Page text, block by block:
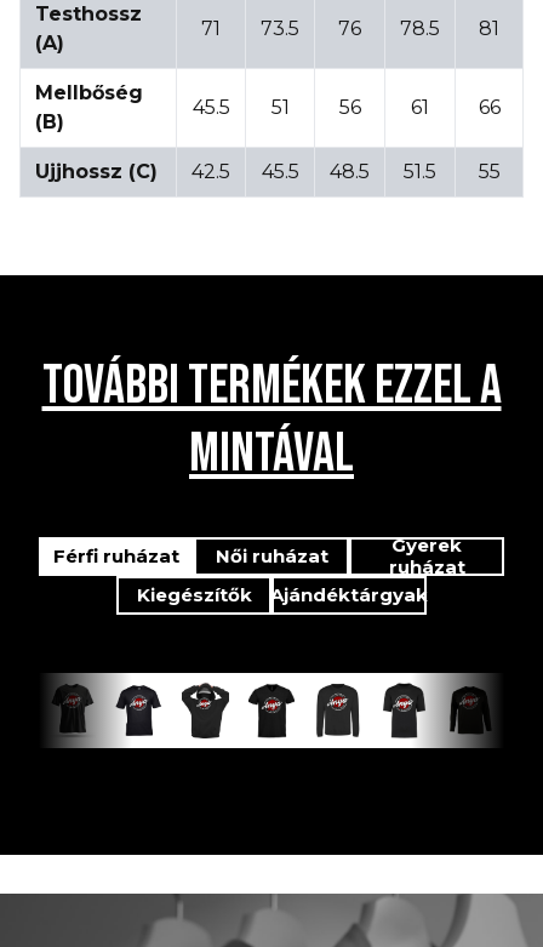
Testhossz
(A)
71 73.5 76 78.5 81
Mellbőség
(B)
45.5 51 56 61 66
Ujjhossz (C) 42.5 45.5 48.5 51.5 55
TOVÁBBI TERMÉKEK EZZEL A
MINTÁVAL
Férfi ruházat Női ruházat
Gyerek
ruházat
Kiegészítők
Ajándéktárgyak